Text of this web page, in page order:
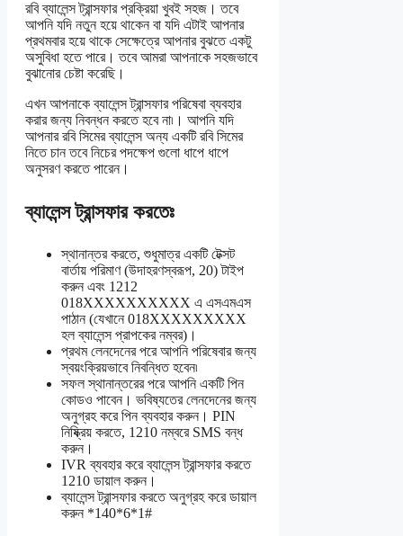
রবি ব্যালেন্স ট্রান্সফার প্রক্রিয়া খুবই সহজ। তবে
আপনি যদি নতুন হয়ে থাকেন বা যদি এটাই আপনার
প্রথমবার হয়ে থাকে সেক্ষেত্রে আপনার বুঝতে একটু
অসুবিধা হতে পারে। তবে আমরা আপনাকে সহজভাবে
বুঝানোর চেষ্টা করেছি।
এখন আপনাকে ব্যালেন্স ট্রান্সফার পরিষেবা ব্যবহার
করার জন্য নিবন্ধন করতে হবে না৷। আপনি যদি
আপনার রবি সিমের ব্যালেন্স অন্য একটি রবি সিমের
নিতে চান তবে নিচের পদক্ষেপ গুলো ধাপে ধাপে
অনুসরণ করতে পারেন।
ব্যালেন্স ট্রান্সফার করতেঃ
স্থানান্তর করতে, শুধুমাত্র একটি টেক্সট
বার্তায় পরিমাণ (উদাহরণস্বরূপ, 20) টাইপ
করুন এবং 1212
018XXXXXXXXXX এ এসএমএস
পাঠান (যেখানে 018XXXXXXXXX
হল ব্যালেন্স প্রাপকের নম্বর)।
প্রথম লেনদেনের পরে আপনি পরিষেবার জন্য
স্বয়ংক্রিয়ভাবে নিবন্ধিত হবেন৷
সফল স্থানান্তরের পরে আপনি একটি পিন
কোডও পাবেন। ভবিষ্যতের লেনদেনের জন্য
অনুগ্রহ করে পিন ব্যবহার করুন। PIN
নিষ্ক্রিয় করতে, 1210 নম্বরে SMS বন্ধ
করুন।
IVR ব্যবহার করে ব্যালেন্স ট্রান্সফার করতে
1210 ডায়াল করুন।
ব্যালেন্স ট্রান্সফার করতে অনুগ্রহ করে ডায়াল
করুন *140*6*1#